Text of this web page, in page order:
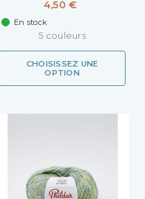
4,50 €
En stock
5 couleurs
CHOISISSEZ UNE
OPTION